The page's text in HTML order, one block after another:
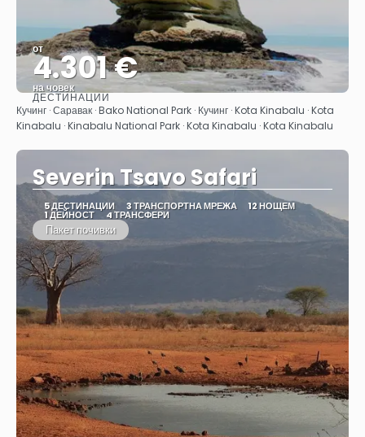
от
4.301 €
на човек
Вижте
ДЕСТИНАЦИИ
Кучинг · Саравак · Bako National Park · Кучинг · Kota Kinabalu · Kota
Kinabalu · Kinabalu National Park · Kota Kinabalu · Kota Kinabalu
Severin Tsavo Safari
5 ДЕСТИНАЦИИ 3 ТРАНСПОРТНА МРЕЖА 12 НОЩЕМ
1 ДЕЙНОСТ 4 ТРАНСФЕРИ
Пакет почивки